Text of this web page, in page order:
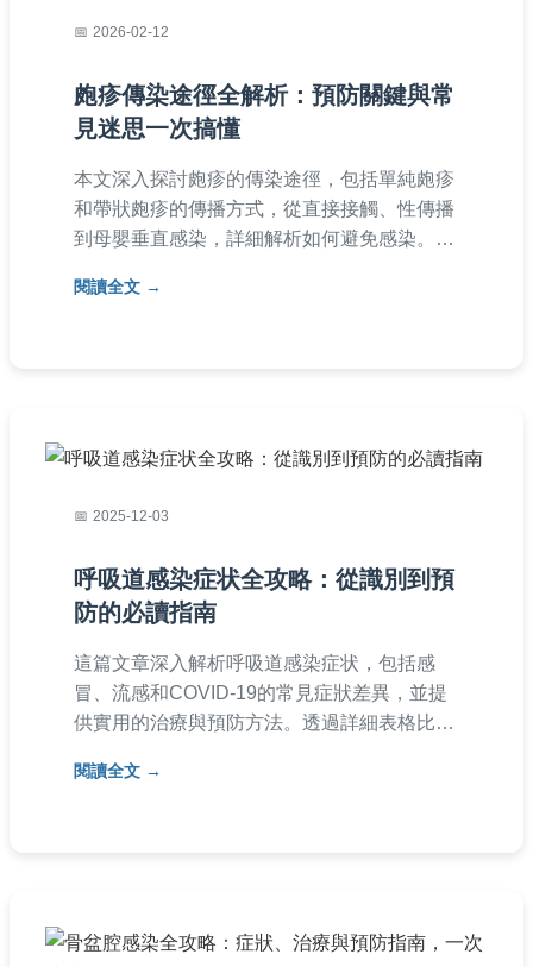
2026-02-12
皰疹傳染途徑全解析：預防關鍵與常
見迷思一次搞懂
本文深入探討皰疹的傳染途徑，包括單純皰疹
和帶狀皰疹的傳播方式，從直接接觸、性傳播
到母嬰垂直感染，詳細解析如何避免感染。提
問，如皰疹病毒存活時間、是否會復發等，幫
閱讀全文
2025-12-03
呼吸道感染症状全攻略：從識別到預
防的必讀指南
這篇文章深入解析呼吸道感染症状，包括感
冒、流感和COVID-19的常見症狀差異，並提
供實用的治療與預防方法。透過詳細表格比較
了解何時該就醫。內容由醫療背景作者撰寫，
閱讀全文